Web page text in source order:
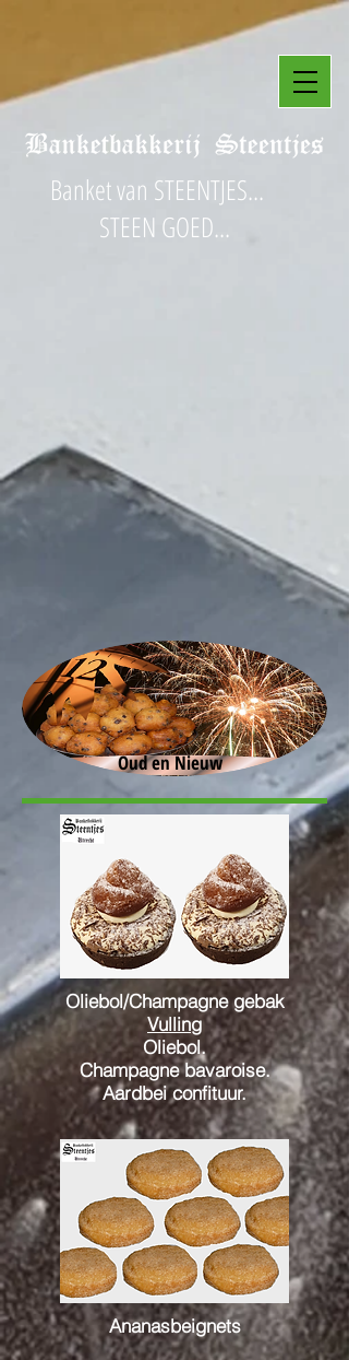
Banket van STEENTJES...
STEEN GOED...
Oud en Nieuw
Oliebol/Champagne gebak
Vulling
Oliebol.
Champagne bavaroise.
Aardbeiconfituur.
Ananasbeignets